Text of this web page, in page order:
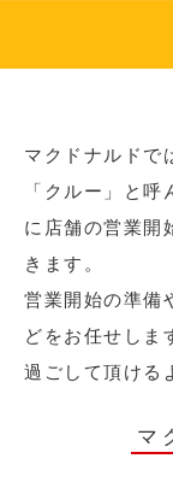
マクドナルドで
「クルー」と
に店舗の営業開
きます。
営業開始の準備
どをお任せしま
過ごして頂ける
マ